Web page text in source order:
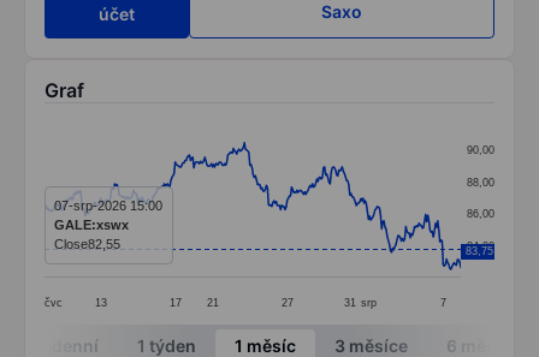
účet
Saxo
Graf
Line chart with 380 data points.
The chart has 1 X axis displaying categories.
The chart has 1 Y axis displaying values. Data
čvc 13 17 21 27 31 srp 7
84,00
86,00
88,00
90,00
83,75
07-srp-2026 15:00
GALE:xswx
Close82,55
End of interactive chart.
Intradenní 1 týden 1 měsíc 3 měsíce 6 měsíců